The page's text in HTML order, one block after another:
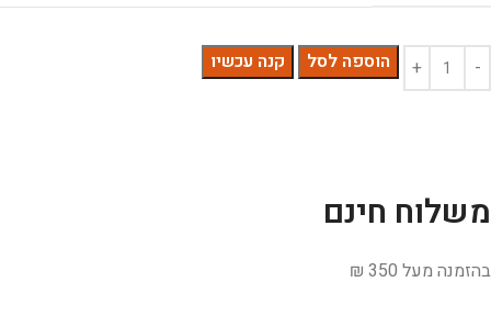
הוספה לסל קנה עכשיו
משלוח חינם
בהזמנה מעל 350 ₪